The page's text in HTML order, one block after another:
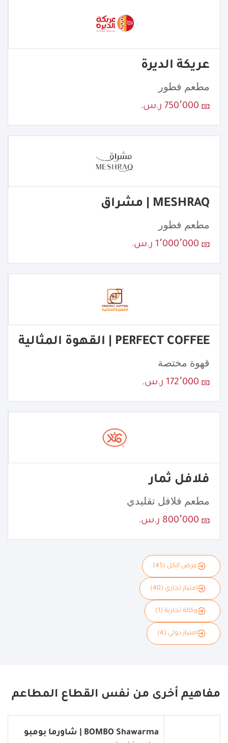
عريكة الديرة
مطعم فطور
750٬000 ر.س.
MESHRAQ | مشراق
مطعم فطور
1٬000٬000 ر.س.
PERFECT COFFEE | القهوة المثالية
قهوة مختصة
172٬000 ر.س.
فلافل ثمار
مطعم فلافل تقليدي
800٬000 ر.س.
عرض الكل (45)
امتياز تجاري (40)
وكالة تجارية (1)
امتياز دولي (4)
مفاهيم أخرى من نفس القطاع المطاعم
BOMBO Shawarma | شاورما بومبو